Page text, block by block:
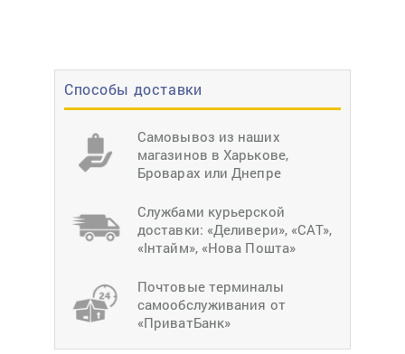
Способы доставки
Самовывоз из наших
магазинов в Харькове,
Броварах или Днепре
Службами курьерской
доставки: «Деливери», «САТ»,
«Інтайм», «Нова Пошта»
Почтовые терминалы
самообслуживания от
«ПриватБанк»